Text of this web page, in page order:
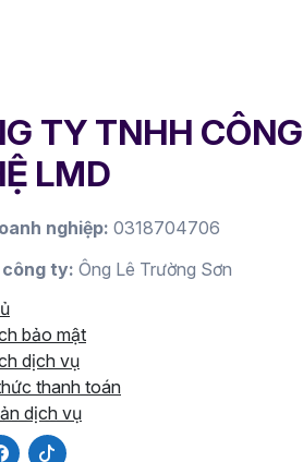
TY TNHH CÔNG
LMD
nghiệp: 0318704706
ty: Ông Lê Trường Sơn
bảo mật
dịch vụ
thanh toán
dịch vụ